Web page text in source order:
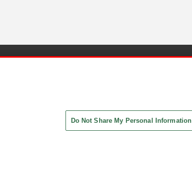
Do Not Share My Personal Information